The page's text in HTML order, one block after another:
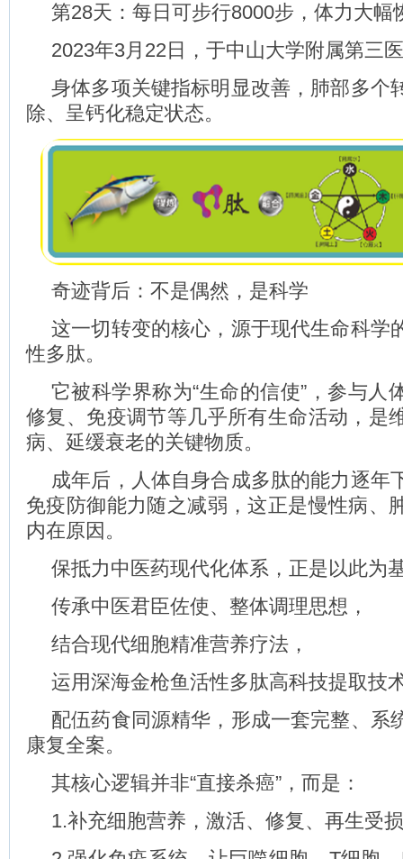
第28天：每日可步行8000步，体力大幅
2023年3月22日，于中山大学附属第三
身体多项关键指标明显改善，肺部多个
除、呈钙化稳定状态。
奇迹背后：不是偶然，是科学
这一切转变的核心，源于现代生命科
性多肽。
它被科学界称为“生命的信使”，参与人
修复、免疫调节等几乎所有生命活动，是
病、延缓衰老的关键物质。
成年后，人体自身合成多肽的能力逐年
免疫防御能力随之减弱，这正是慢性病、
内在原因。
保抵力中医药现代化体系，正是以此为
传承中医君臣佐使、整体调理思想，
结合现代细胞精准营养疗法，
运用深海金枪鱼活性多肽高科技提取技
配伍药食同源精华，形成一套完整、系
康复全案。
其核心逻辑并非“直接杀癌”，而是：
1.补充细胞营养，激活、修复、再生受